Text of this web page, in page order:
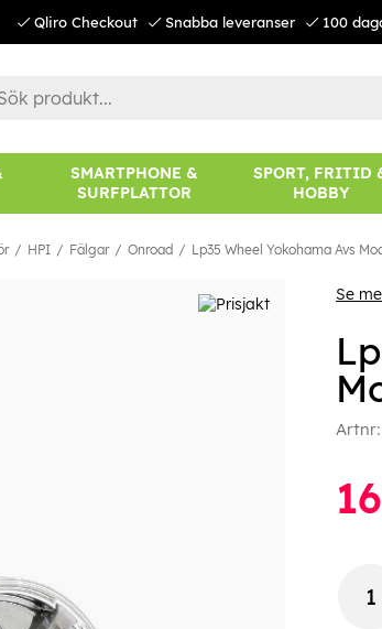
Qliro Checkout Snabba leveranser 100
SMARTPHONE &
SURFPLATTOR
SPORT, FRITID
HOBBY
HPI Fälgar Onroad Lp35 Wheel Yokohama Avs
Se
Artnr: